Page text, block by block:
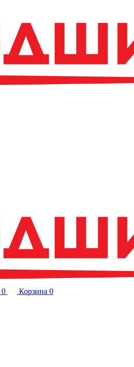
0 Корзина 0